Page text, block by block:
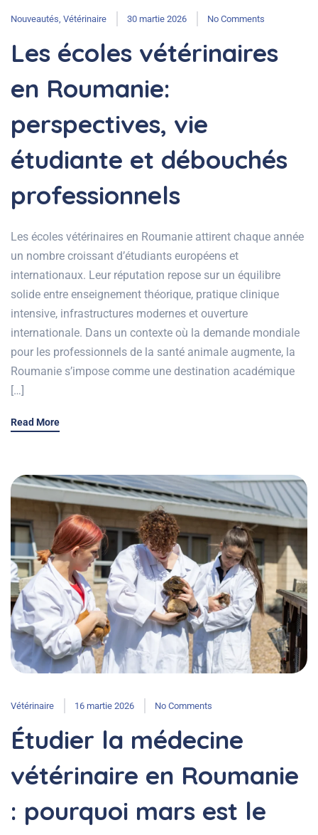
Nouveautés, Vétérinaire 30 martie 2026 No Comments
Les écoles vétérinaires
en Roumanie:
perspectives, vie
étudiante et débouchés
professionnels
Les écoles vétérinaires en Roumanie attirent chaque année
un nombre croissant d’étudiants européens et
internationaux. Leur réputation repose sur un équilibre
solide entre enseignement théorique, pratique clinique
intensive, infrastructures modernes et ouverture
internationale. Dans un contexte où la demande mondiale
pour les professionnels de la santé animale augmente, la
Roumanie s’impose comme une destination académique
[…]
Read More
Vétérinaire 16 martie 2026 No Comments
Étudier la médecine
vétérinaire en Roumanie
: pourquoi mars est le